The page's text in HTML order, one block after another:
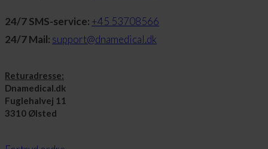
24/7 SMS-service:+45 53708566
24/7 Mail: support@dnamedical.dk
Returadresse:
Dnamedical.dk
Fuglehalvej 11
3310 Ølsted